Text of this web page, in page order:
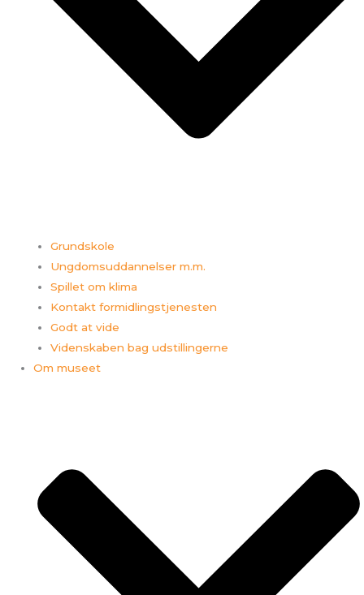
Grundskole
Ungdomsuddannelser m.m.
Spillet om klima
Kontakt formidlingstjenesten
Godt at vide
Videnskaben bag udstillingerne
Om museet